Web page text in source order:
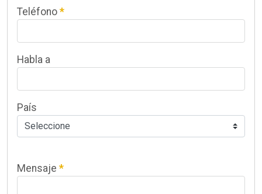
Teléfono *
Habla a
País
Mensaje *